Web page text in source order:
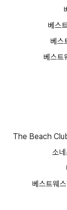
베스
베스
베스트
The Beach
소
베스트웨